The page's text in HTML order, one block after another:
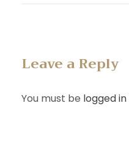
Leave a Reply
You must be logged in